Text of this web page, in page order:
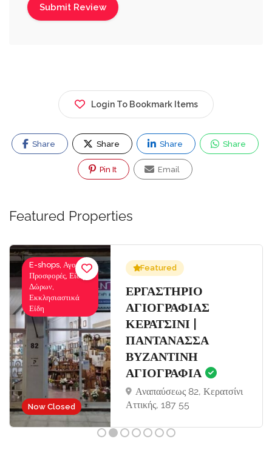
Login To Bookmark Items
Share Share Share Share
Pin It Email
Featured Properties
Now Closed
E-shops, Αγορές-
Προσφορές, Είδη
Δώρων,
Εκκλησιαστικά
Είδη
Featured
ΕΡΓΑΣΤΗΡΙΟ
ΑΓΙΟΓΡΑΦΙΑΣ
ΚΕΡΑΤΣΙΝΙ |
ΠΑΝΤΑΝΑΣΣΑ
ΒΥΖΑΝΤΙΝΗ
ΑΓΙΟΓΡΑΦΙΑ
Αναπαύσεως 82, Κερατσίνι
Αττικής, 187 55